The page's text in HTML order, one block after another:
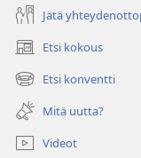
Jätä
Etsi kokous
(avaa
uuden
ikkunan)
Etsi konventti
(avaa
uuden
ikkunan)
Mitä uutta?
Videot